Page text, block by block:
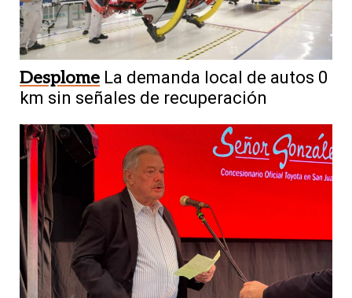
Desplome La demanda local de autos 0
km sin señales de recuperación